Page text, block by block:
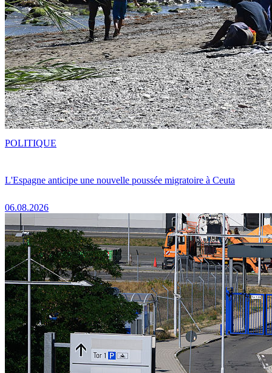
L'Espagne anticipe une nouvelle poussée migratoire à Ceuta
06.08.2026
POLITIQUE